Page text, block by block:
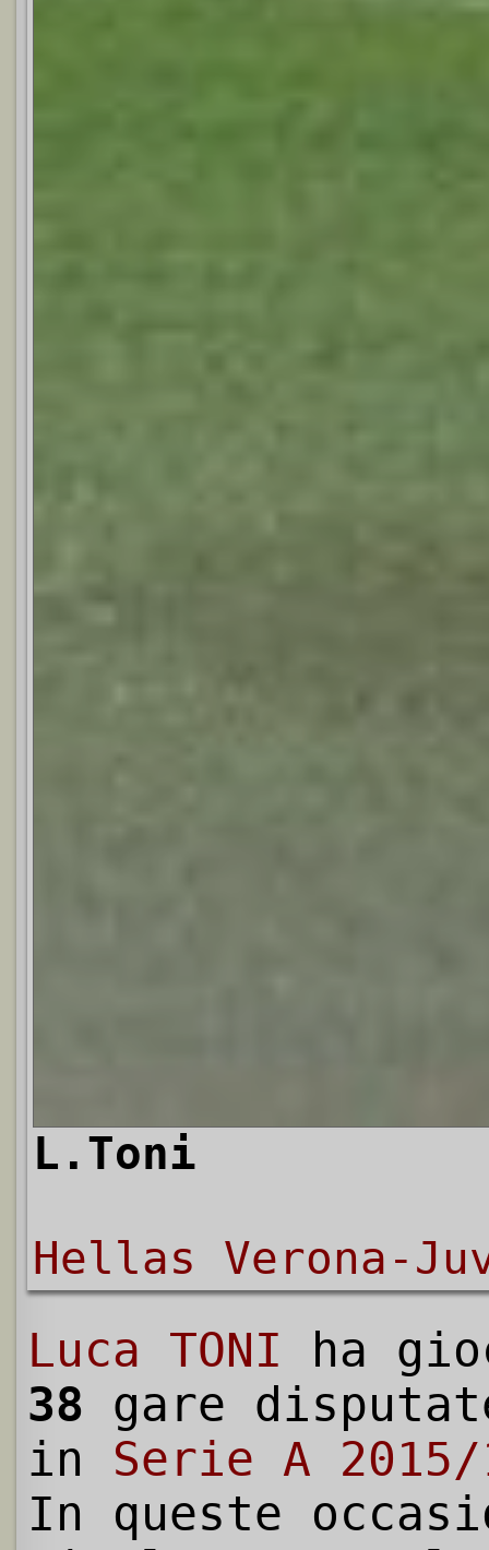
L.Toni
Hellas Verona-
Luca TONI ha
38 gare
in Serie A 2015/
In queste